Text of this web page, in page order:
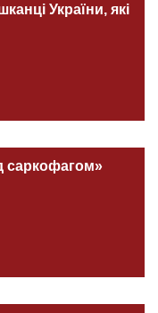
України, які
саркофагом»